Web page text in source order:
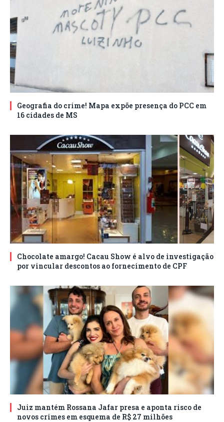
Geografia do crime! Mapa expõe presença do PCC em
16 cidades de MS
Chocolate amargo! Cacau Show é alvo de investigação
por vincular descontos ao fornecimento de CPF
Juiz mantém Rossana Jafar presa e aponta risco de
novos crimes em esquema de R$ 27 milhões